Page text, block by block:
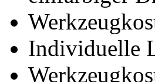
Individuelle